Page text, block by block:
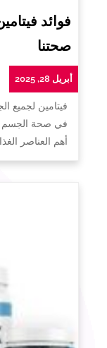
فوائد
صحتنا
أبريل 28, 2025
فيتامين لجميع
في صحة الجسم
أهم العناصر